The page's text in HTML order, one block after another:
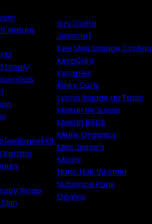
Nature
Lovely
Kit
Keratin
Wrap
Izzy Coiffe
Jessicurl
Kee Mee Lissage Coréen
KeraCare
Keraplex
Kinky Curly
Lyscia lissage au Tanin
Makari de Suisse
Makari Bébé
Mielle Organics
Miss Jessie's
Mizani
Nano Hair Vitamin
Nubiance Paris
Opalya